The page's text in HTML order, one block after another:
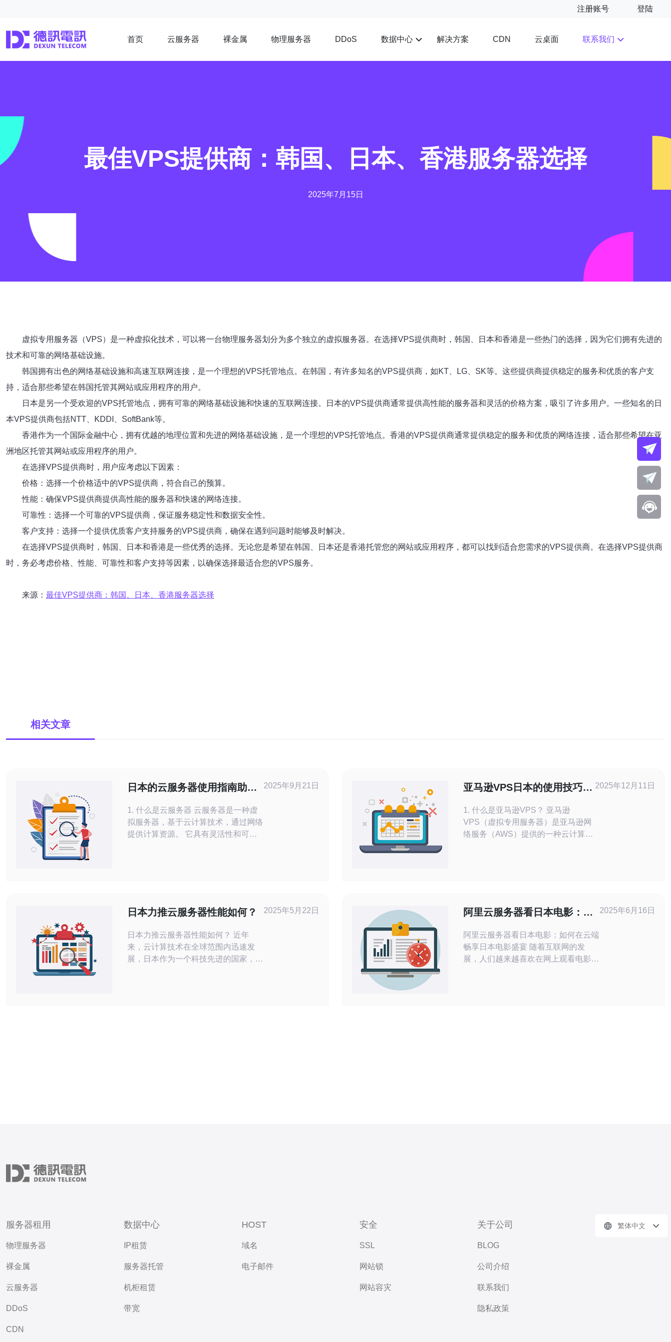
注册账号 登陆
首页 云服务器 裸金属 物理服务器 DDoS 数据中心 解决方案 CDN 云桌面 联系我们
最佳VPS提供商：韩国、日本、香港服务器选择
2025年7月15日
虚拟专用服务器（VPS）是一种虚拟化技术，可以将一台物理服务器划分为多个独立的虚拟服务器。在选择VPS提供商时，韩国、日本和香港是一些热门的选择，因为它们拥有先进的
技术和可靠的网络基础设施。
韩国拥有出色的网络基础设施和高速互联网连接，是一个理想的VPS托管地点。在韩国，有许多知名的VPS提供商，如KT、LG、SK等。这些提供商提供稳定的服务和优质的客户支
持，适合那些希望在韩国托管其网站或应用程序的用户。
日本是另一个受欢迎的VPS托管地点，拥有可靠的网络基础设施和快速的互联网连接。日本的VPS提供商通常提供高性能的服务器和灵活的价格方案，吸引了许多用户。一些知名的日
本VPS提供商包括NTT、KDDI、SoftBank等。
香港作为一个国际金融中心，拥有优越的地理位置和先进的网络基础设施，是一个理想的VPS托管地点。香港的VPS提供商通常提供稳定的服务和优质的网络连接，适合那些希望在亚
洲地区托管其网站或应用程序的用户。
在选择VPS提供商时，用户应考虑以下因素：
价格：选择一个价格适中的VPS提供商，符合自己的预算。
性能：确保VPS提供商提供高性能的服务器和快速的网络连接。
可靠性：选择一个可靠的VPS提供商，保证服务稳定性和数据安全性。
客户支持：选择一个提供优质客户支持服务的VPS提供商，确保在遇到问题时能够及时解决。
在选择VPS提供商时，韩国、日本和香港是一些优秀的选择。无论您是希望在韩国、日本还是香港托管您的网站或应用程序，都可以找到适合您需求的VPS提供商。在选择VPS提供商
时，务必考虑价格、性能、可靠性和客户支持等因素，以确保选择最适合您的VPS服务。
来源： 最佳VPS提供商：韩国、日本、香港服务器选择
相关文章
日本的云服务器使用指南助你
1. 什么是云服务器 云服务器是一种虚
拟服务器，基于云计算技术，通过网络
提供计算资源。 它具有灵活性和可扩
2025年9月21日
亚马逊VPS日本的使用技巧与
1. 什么是亚马逊VPS？ 亚马逊
VPS（虚拟专用服务器）是亚马逊网
络服务（AWS）提供的一种云计算服
亚马逊VPS的优势是什么？ 在日本使
用亚马逊VPS的优势主要体现在以下
2025年12月11日
日本力推云服务器性能如何？
日本力推云服务器性能如何？ 近年
来，云计算技术在全球范围内迅速发
展，日本作为一个科技先进的国家，也
2025年5月22日
阿里云服务器看日本电影：如
阿里云服务器看日本电影：如何在云端
畅享日本电影盛宴 随着互联网的发
展，人们越来越喜欢在网上观看电影。
2025年6月16日
服务器租用
物理服务器
裸金属
云服务器
DDoS
CDN
数据中心
IP租赁
服务器托管
机柜租赁
带宽
HOST
域名
电子邮件
安全
SSL
网站锁
网站容灾
关于公司
BLOG
公司介绍
联系我们
隐私政策
繁体中文